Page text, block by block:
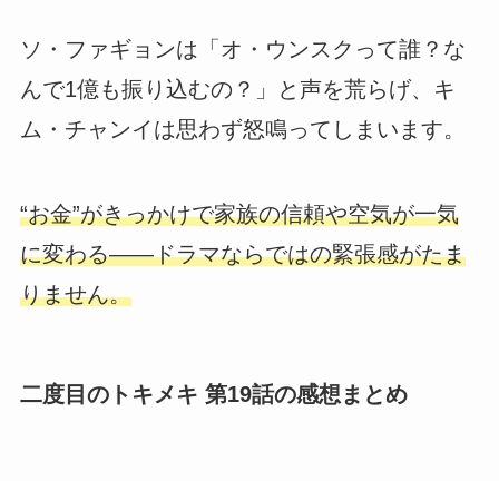
ソ・ファギョンは「オ・ウンスクって誰？な
んで1億も振り込むの？」と声を荒らげ、キ
ム・チャンイは思わず怒鳴ってしまいます。
“お金”がきっかけで家族の信頼や空気が一気
に変わる――ドラマならではの緊張感がたま
りません。
二度目のトキメキ 第19話の感想まとめ